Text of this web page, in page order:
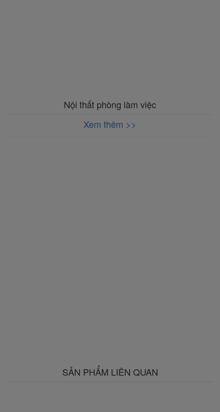
Nội thất phòng làm việc
Xem thêm >>
SẢN PHẨM LIÊN QUAN